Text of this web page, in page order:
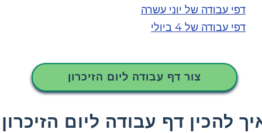
דפי עבודה של יוני עשרה
דפי עבודה של 4 ביולי
צור דף עבודה ליום הזיכרון
להכין דף עבודה ליום הזיכרון